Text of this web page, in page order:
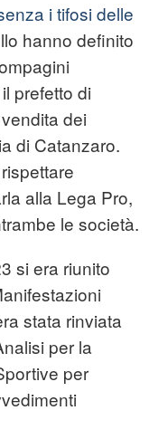
i tifosi delle
hanno definito
prefetto di
dei
di Catanzaro.
alla Lega Pro,
le società.
si era riunito
stata rinviata
per la
per